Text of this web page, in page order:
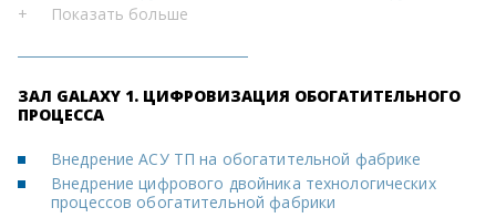
+
Показать больше
ЗАЛ GALAXY 1. ЦИФРОВИЗАЦИЯ ОБОГАТИТЕЛЬНОГО
ПРОЦЕССА
Внедрение АСУ ТП на обогатительной фабрике
Внедрение цифрового двойника технологических
процессов обогатительной фабрики